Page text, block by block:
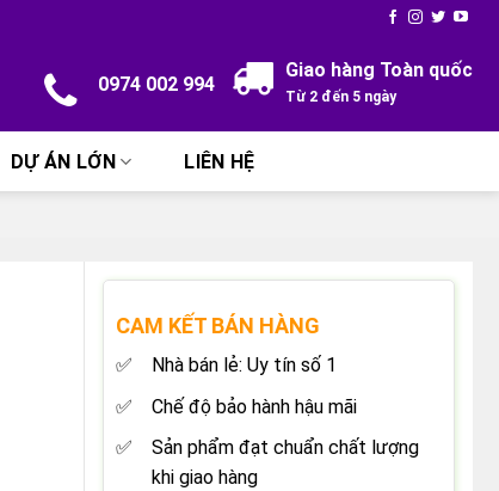
0974 002 994
Giao hàng Toàn quốc
Từ 2 đến 5 ngày
DỰ ÁN LỚN LIÊN HỆ
CAM KẾT BÁN HÀNG
Nhà bán lẻ: Uy tín số 1
Chế độ bảo hành hậu mãi
Sản phẩm đạt chuẩn chất lượng
khi giao hàng